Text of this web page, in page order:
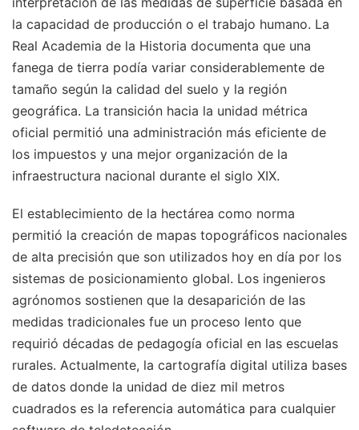
la capacidad de producción o el trabajo humano. La
Real Academia de la Historia documenta que una
fanega de tierra podía variar considerablemente de
tamaño según la calidad del suelo y la región
geográfica. La transición hacia la unidad métrica
oficial permitió una administración más eficiente de
los impuestos y una mejor organización de la
infraestructura nacional durante el siglo XIX.
El establecimiento de la hectárea como norma
permitió la creación de mapas topográficos nacionales
de alta precisión que son utilizados hoy en día por los
sistemas de posicionamiento global. Los ingenieros
agrónomos sostienen que la desaparición de las
medidas tradicionales fue un proceso lento que
requirió décadas de pedagogía oficial en las escuelas
rurales. Actualmente, la cartografía digital utiliza bases
de datos donde la unidad de diez mil metros
cuadrados es la referencia automática para cualquier